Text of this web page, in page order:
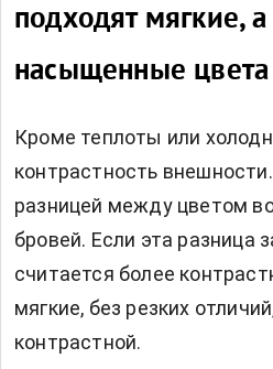
подходят мягкие,
насыщенные цвета
Кроме теплоты или
контрастность
разницей между цветом
бровей. Если эта разница
считается более
мягкие, без резких
контрастной.